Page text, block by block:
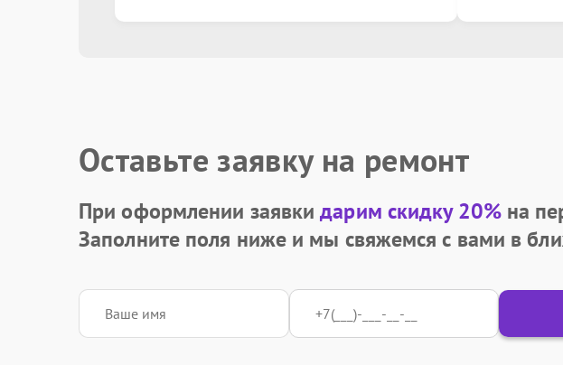
Оставьте заявку на ремонт
При оформлении заявкидарим скидку 20%на
Заполните поля ниже и мы свяжемся с вами в